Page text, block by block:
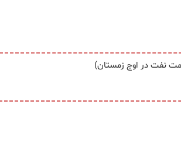
نفت در اوج زمستان)